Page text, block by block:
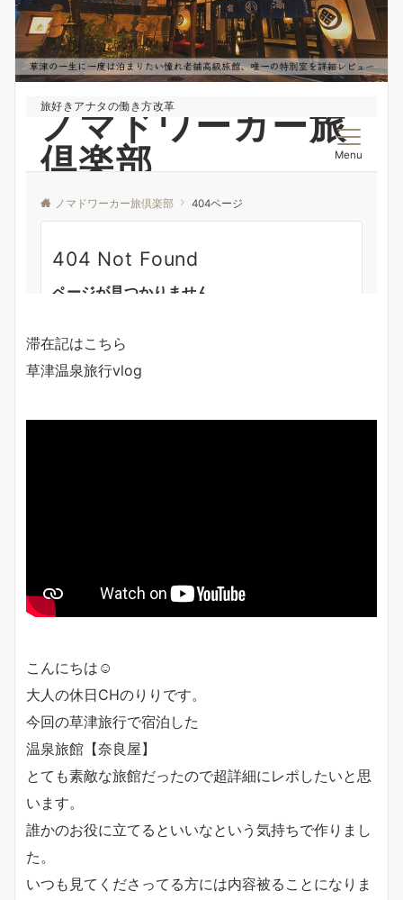
滞在記はこちら
草津温泉旅行vlog
こんにちは☺️
大人の休日CHのりりです。
今回の草津旅行で宿泊した
温泉旅館【奈良屋】
とても素敵な旅館だったので超詳細にレポしたいと思
います。
誰かのお役に立てるといいなという気持ちで作りまし
た。
いつも見てくださってる方には内容被ることになりま